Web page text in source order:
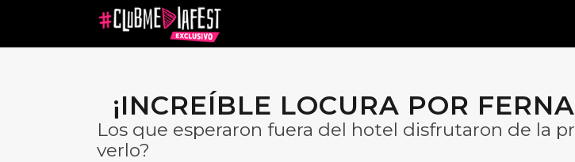
¡INCREÍBLE LOCURA POR
Los que esperaron fuera del hotel disfrutaron de la
verlo?